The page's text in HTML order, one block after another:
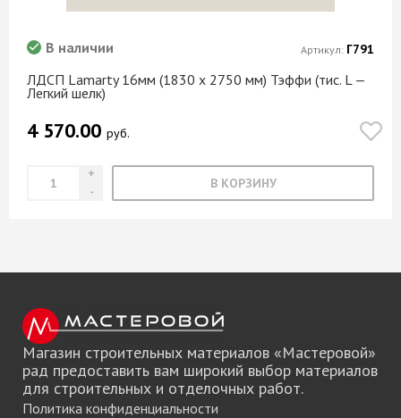
ЛДСП Lamarty 16мм (1830 х 2750 мм) Тэффи (тис. L —
Легкий шелк)
В наличии
4 570.00 руб.
В КОРЗИНУ
Артикул: Г791
Магазин строительных материалов «Мастеровой»
рад предоставить вам широкий выбор материалов
для строительных и отделочных работ.
Политика конфиденциальности